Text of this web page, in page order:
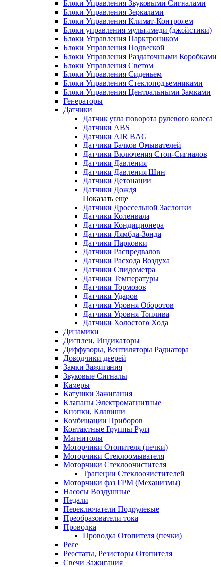
Блоки Управления Звуковыми Сигналами
Блоки Управления Зеркалами
Блоки Управления Климат-Контролем
Блоки управления мультимеди (джойстики)
Блоки Управления Парктроником
Блоки Управления Подвеской
Блоки Управления Раздаточными Коробками
Блоки Управления Светом
Блоки Управления Сиденьем
Блоки Управления Стеклоподъемниками
Блоки Управления Центральными Замками
Генераторы
Датчики
Датчик угла поворота рулевого колеса
Датчики ABS
Датчики AIR BAG
Датчики Бачков Омывателей
Датчики Включения Стоп-Сигналов
Датчики Давления
Датчики Давления Шин
Датчики Детонации
Датчики Дождя
Показать еще
Датчики Дроссельной Заслонки
Датчики Коленвала
Датчики Кондиционера
Датчики Лямбда-Зонда
Датчики Парковки
Датчики Распредвалов
Датчики Расхода Воздуха
Датчики Спидометра
Датчики Температуры
Датчики Тормозов
Датчики Ударов
Датчики Уровня Оборотов
Датчики Уровня Топлива
Датчики Холостого Хода
Динамики
Дисплеи, Индикаторы
Диффузоры, Вентиляторы Радиатора
Доводчики дверей
Замки Зажигания
Звуковые Сигналы
Камеры
Катушки Зажигания
Клапаны Электромагнитные
Кнопки, Клавиши
Комбинации Приборов
Контактные Группы Руля
Магнитолы
Моторчики Отопителя (печки)
Моторчики Стеклоомывателя
Моторчики Стеклоочистителя
Трапеции Стеклоочистителей
Моторчики фаз ГРМ (Механизмы)
Насосы Воздушные
Педали
Переключатели Подрулевые
Преобразователи тока
Проводка
Проводка Отопителя (печки)
Реле
Реостаты, Резисторы Отопителя
Свечи Зажигания